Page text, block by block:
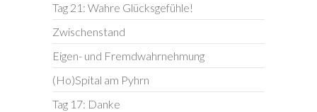
Tag 21: Wahre Glücksgefühle!
Zwischenstand
Eigen- und Fremdwahrnehmung
(Ho)Spital am Pyhrn
Tag 17: Danke